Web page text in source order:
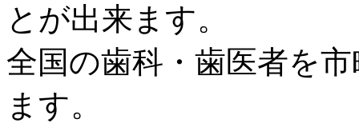
とが出来ます。
全国の歯科・歯医者を
ます。